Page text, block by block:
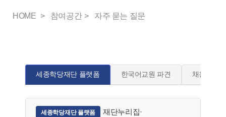
HOME 참여공간 자주 묻는 질문
세종학당재단 플랫폼 한국어교원 파견 채용
세종학당재단 플랫폼
재단누리집·